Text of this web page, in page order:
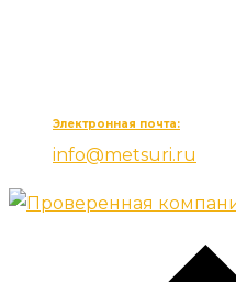
Электронная почта:
info@metsuri.ru